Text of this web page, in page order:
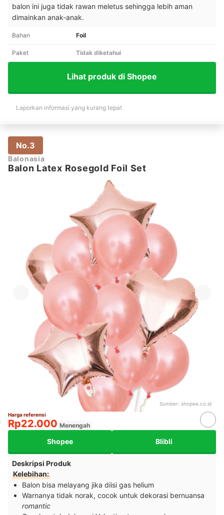
balon ini juga tidak rawan meletus sehingga lebih aman
dimainkan anak-anak.
Bahan Foil
Paket Tidak diketahui
Lihat produk di Shopee
Laporkan informasi yang kurang tepat
No.3
Balonasia
Balon Latex Rosegold Foil Set
Sumber: shopee.co.id
Harga referensi
Rp22.000 Menengah
Shopee Blibli
Deskripsi Produk
Kelebihan:
Balon bisa melayang jika diisi gas helium
Warnanya tidak norak, cocok untuk dekorasi bernuansa
romantic